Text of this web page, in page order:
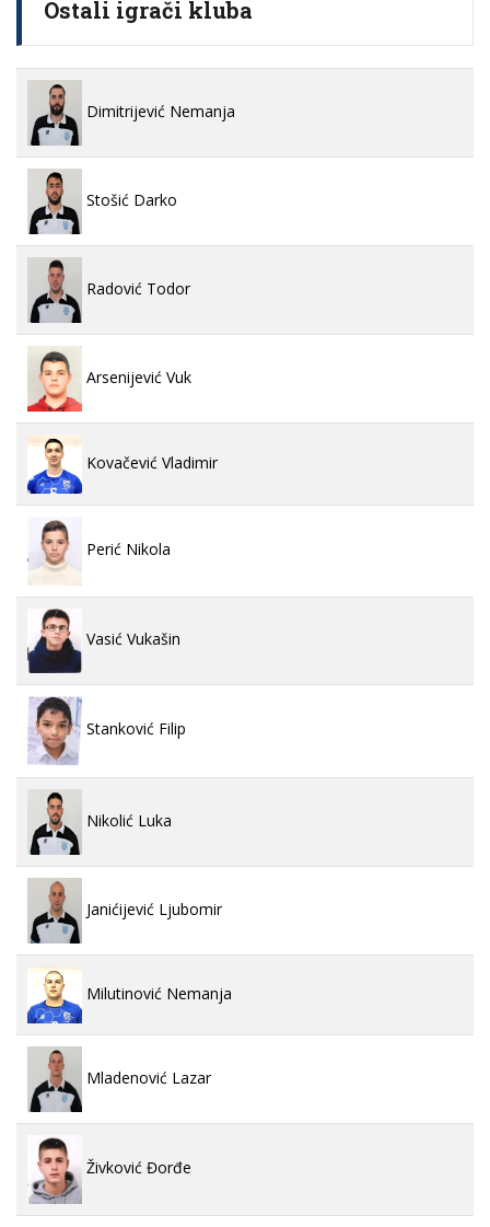
Ostali igrači kluba
Dimitrijević Nemanja
Stošić Darko
Radović Todor
Arsenijević Vuk
Kovačević Vladimir
Perić Nikola
Vasić Vukašin
Stanković Filip
Nikolić Luka
Janićijević Ljubomir
Milutinović Nemanja
Mladenović Lazar
Živković Đorđe